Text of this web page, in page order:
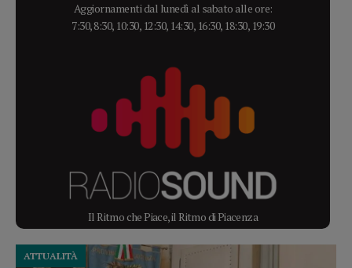
Aggiornamenti dal lunedì al sabato alle ore:
7:30, 8:30, 10:30, 12:30, 14:30, 16:30, 18:30, 19:30
Il Ritmo che Piace, il Ritmo di Piacenza
ATTUALITÀ